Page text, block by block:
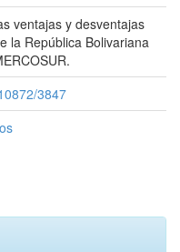
ventajas y desventajas
la República Bolivariana
3847